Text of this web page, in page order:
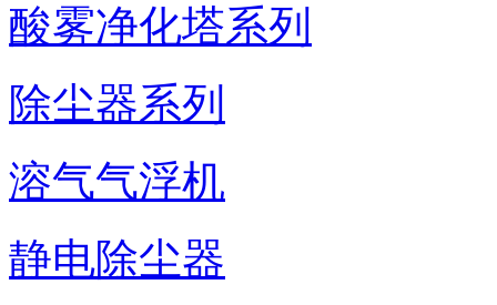
酸雾净化塔系列
除尘器系列
溶气气浮机
静电除尘器